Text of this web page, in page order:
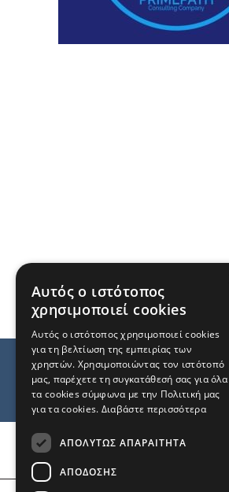
Αυτός ο ιστότοπος
χρησιμοποιεί cookies
Αυτός ο ιστότοπος χρησιμοποιεί cookies
για τη βελτίωση της εμπειρίας των
χρηστών. Χρησιμοποιώντας τον ιστότοπό
μας, παρέχετε τη συγκατάθεσή σας για όλα
τα cookies σύμφωνα με την Πολιτική μας
για τα cookies. Διαβάστε περισσότερα
ΑΠΟΛΎΤΩΣ ΑΠΑΡΑΊΤΗΤΑ
ΑΠΌΔΟΣΗΣ